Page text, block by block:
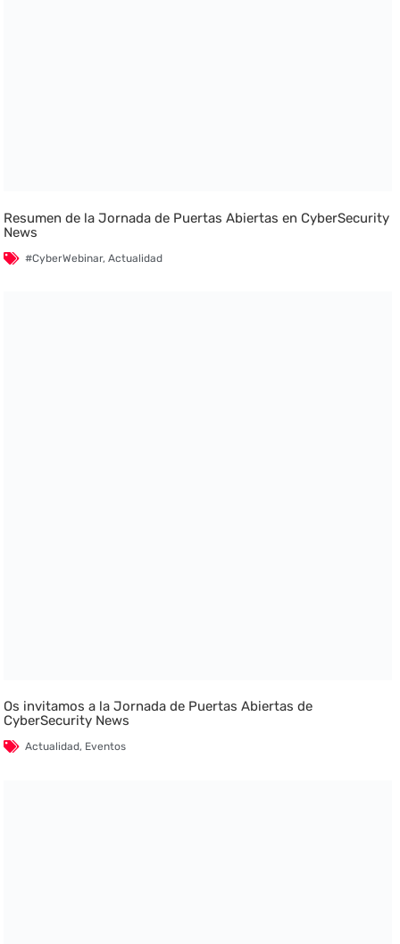
Resumen de la Jornada de Puertas Abiertas en CyberSecurity
News
#CyberWebinar,Actualidad
Os invitamos a la Jornada de Puertas Abiertas de
CyberSecurity News
Actualidad, Eventos